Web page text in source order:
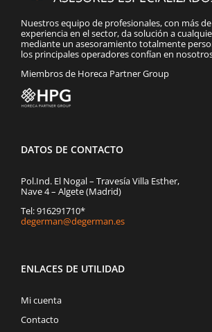
Nuestros equipo de profesionales, con más
experiencia en el sector, da solución a
mediante un asesoramiento totalmente
los principales operadores confían en
Miembros de Horeca Partner Group
DATOS DE CONTACTO
Pol.Ind. El Nogal – Travesía Villa Esther,
Nave 4 – Algete (Madrid)
Tel: 916291710*
degerman@degerman.es
ENLACES DE UTILIDAD
Mi cuenta
Contacto